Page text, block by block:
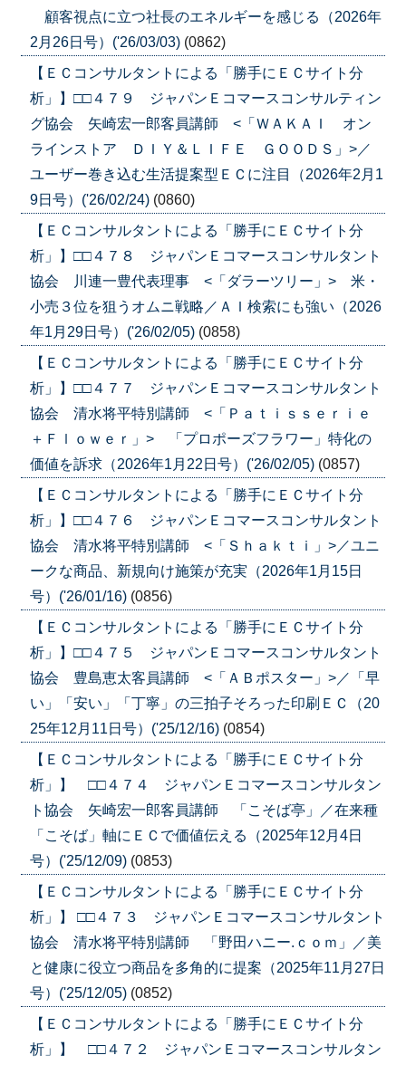
顧客視点に立つ社長のエネルギーを感じる（2026年
2月26日号）('26/03/03) (0862)
【ＥＣコンサルタントによる「勝手にＥＣサイト分
析」】□□４７９ ジャパンＥコマースコンサルティン
グ協会 矢崎宏一郎客員講師 <「ＷＡＫＡＩ オン
ラインストア ＤＩＹ＆ＬＩＦＥ ＧＯＯＤＳ」>／
ユーザー巻き込む生活提案型ＥＣに注目（2026年2月1
9日号）('26/02/24) (0860)
【ＥＣコンサルタントによる「勝手にＥＣサイト分
析」】□□４７８ ジャパンＥコマースコンサルタント
協会 川連一豊代表理事 <「ダラーツリー」> 米・
小売３位を狙うオムニ戦略／ＡＩ検索にも強い（2026
年1月29日号）('26/02/05) (0858)
【ＥＣコンサルタントによる「勝手にＥＣサイト分
析」】□□４７７ ジャパンＥコマースコンサルタント
協会 清水将平特別講師 <「Ｐａｔｉｓｓｅｒｉｅ
＋Ｆｌｏｗｅｒ」> 「プロポーズフラワー」特化の
価値を訴求（2026年1月22日号）('26/02/05) (0857)
【ＥＣコンサルタントによる「勝手にＥＣサイト分
析」】□□４７６ ジャパンＥコマースコンサルタント
協会 清水将平特別講師 <「Ｓｈａｋｔｉ」>／ユニ
ークな商品、新規向け施策が充実（2026年1月15日
号）('26/01/16) (0856)
【ＥＣコンサルタントによる「勝手にＥＣサイト分
析」】□□４７５ ジャパンＥコマースコンサルタント
協会 豊島恵太客員講師 <「ＡＢポスター」>／「早
い」「安い」「丁寧」の三拍子そろった印刷ＥＣ（20
25年12月11日号）('25/12/16) (0854)
【ＥＣコンサルタントによる「勝手にＥＣサイト分
析」】 □□４７４ ジャパンＥコマースコンサルタン
ト協会 矢崎宏一郎客員講師 「こそば亭」／在来種
「こそば」軸にＥＣで価値伝える（2025年12月4日
号）('25/12/09) (0853)
【ＥＣコンサルタントによる「勝手にＥＣサイト分
析」】 □□４７３ ジャパンＥコマースコンサルタント
協会 清水将平特別講師 「野田ハニー.ｃｏｍ」／美
と健康に役立つ商品を多角的に提案（2025年11月27日
号）('25/12/05) (0852)
【ＥＣコンサルタントによる「勝手にＥＣサイト分
析」】 □□４７２ ジャパンＥコマースコンサルタン